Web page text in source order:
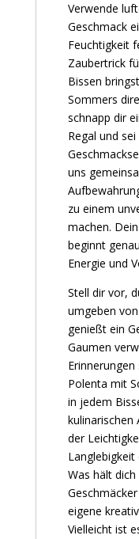
Verwende
Geschmack
Feuchtigkeit
Zaubertrick
Bissen
Sommers
schnapp dir
Regal und
uns
zu einem
machen.
beginnt
Energie und
Stell dir vor,
umgeben
genießt ein
Gaumen
Polenta mit
in jedem
kulinarischen
der
Langlebigkeit
Was hält
eigene
Vielleicht ist